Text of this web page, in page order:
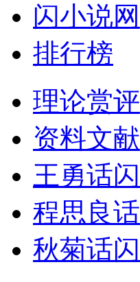
闪小说网
排行榜
理论赏评
资料文献
王勇话
程思良
秋菊话